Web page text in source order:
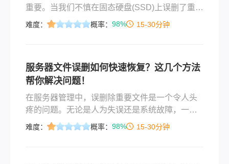
重要。当我们不慎在固态硬盘(SSD)上误删了重要
文件时，可能会感到焦虑和无助。不同于传统的
用户在遇到此类问题时，能够冷静应对并尽可能
地恢复丢失的数据。
难度： 概率： 98% 15-30分钟
服务器文件误删如何快速恢复？这几个方法
帮你解决问题！
在服务器管理中，误删除重要文件是一个令人头
疼的问题。无论是人为失误还是系统故障，一旦
关键数据丢失，都可能给业务运营带来严重影
难度： 概率： 98% 15-30分钟